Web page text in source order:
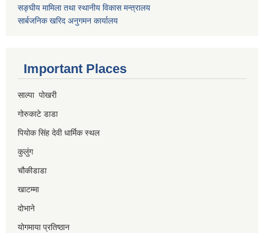
सङ्घीय मामिला तथा स्थानीय विकास मन्त्रालय
सार्बजनिक खरिद अनुगमन कार्यालय
Important Places
साल्पा पोखरी
गोरुकाटे डाडा
पियोक सिंह देवी धार्मिक स्थल
कुलुंग
चौकीडाडा
खाटम्मा
दोभाने
योगमाया प्रतिष्ठान